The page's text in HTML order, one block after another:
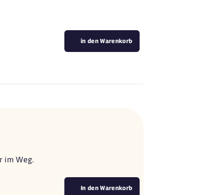
in den Warenkorb
im Weg.
In den Warenkorb